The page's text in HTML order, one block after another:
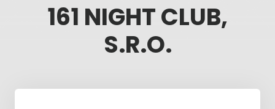
161 NIGHT CLUB,
S.R.O.